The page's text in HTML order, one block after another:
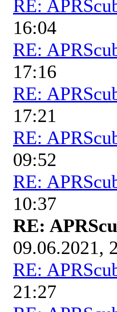
RE:
16:04
RE:
17:16
RE:
17:21
RE:
09:52
RE:
10:37
RE:
09.06.2021,
RE:
21:27